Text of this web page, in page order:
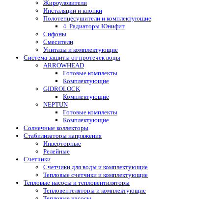
Жироуловители
Инсталяции и кнопки
Полотенцесушители и комплектующие
4. Радиаторы Юнифит
Сифоны
Смесители
Унитазы и комплектующие
Система защиты от протечек воды
ARROWHEAD
Готовые комплекты
Комплектующие
GIDROLOCK
Комплектующие
NEPTUN
Готовые комплекты
Комплектующие
Солнечные коллекторы
Стабилизаторы напряжения
Инверторные
Релейные
Счетчики
Счетчики для воды и комплектующие
Тепловые счетчики и комплектующие
Тепловые насосы и тепловентиляторы
Тепловентеляторы и комплектующие